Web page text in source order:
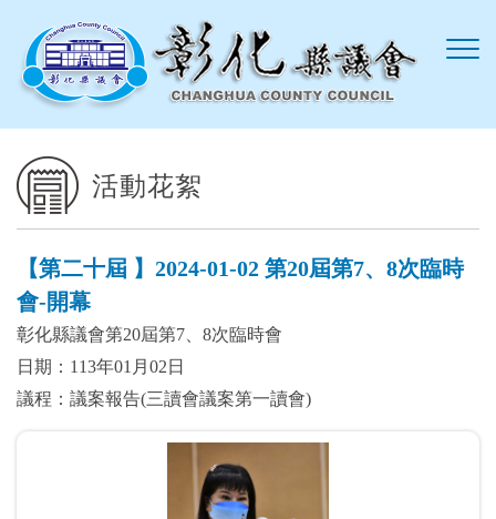
活動花絮
【第二十屆 】2024-01-02 第20屆第7、8次臨時
會-開幕
彰化縣議會第20屆第7、8次臨時會
日期：113年01月02日
議程：議案報告(三讀會議案第一讀會)